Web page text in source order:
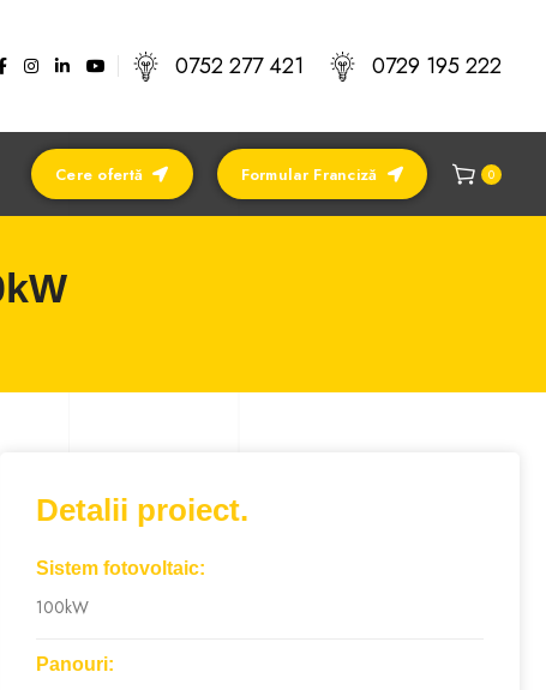
0752 277 421 0729 195 222
Cere ofertă Formular Franciză 0
Detalii proiect.
Sistem fotovoltaic:
100kW
Panouri: